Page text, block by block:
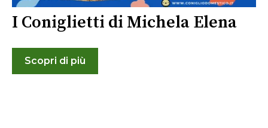
I Coniglietti di Michela Elena
Scopri di più